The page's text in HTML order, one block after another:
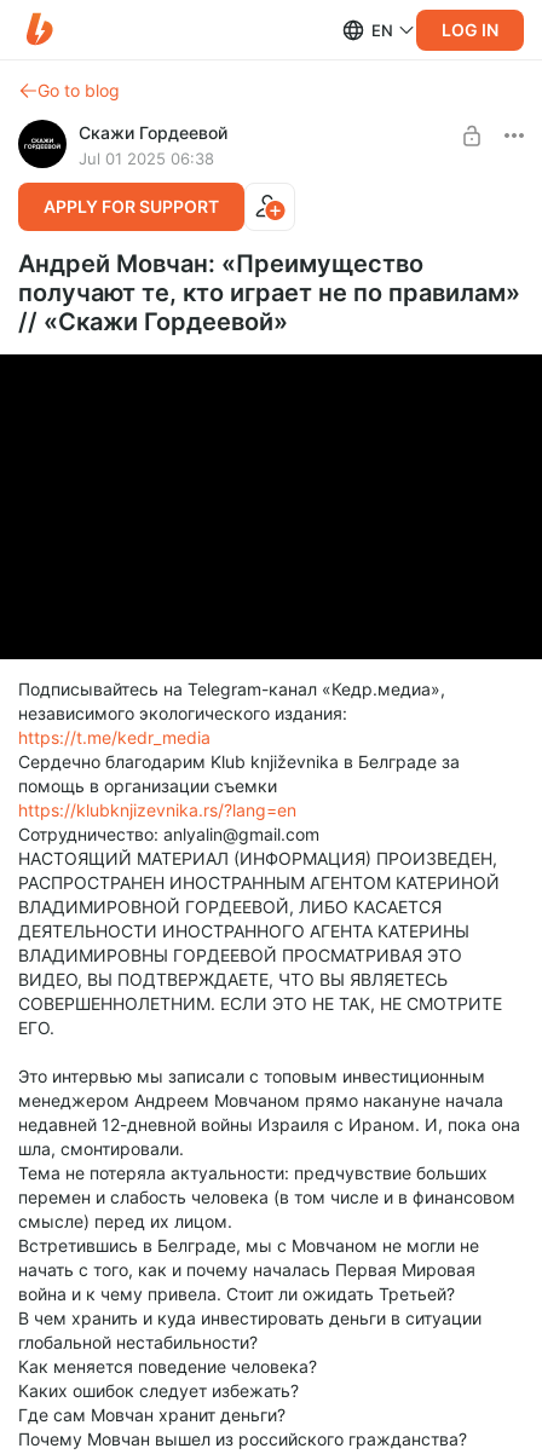
EN LOG IN
Go to blog
Скажи Гордеевой
Jul 01 2025 06:38
APPLY FOR SUPPORT
Андрей Мовчан: «Преимущество
получают те, кто играет не по правилам»
// «Скажи Гордеевой»
Подписывайтесь на Telegram-канал «Кедр.медиа»,
независимого экологического издания:
https://t.me/kedr_media
Сердечно благодарим Klub književnika в Белграде за
помощь в организации съемки
https://klubknjizevnika.rs/?lang=en
Сотрудничество: anlyalin@gmail.com
НАСТОЯЩИЙ МАТЕРИАЛ (ИНФОРМАЦИЯ) ПРОИЗВЕДЕН,
РАСПРОСТРАНЕН ИНОСТРАННЫМ АГЕНТОМ КАТЕРИНОЙ
ВЛАДИМИРОВНОЙ ГОРДЕЕВОЙ, ЛИБО КАСАЕТСЯ
ДЕЯТЕЛЬНОСТИ ИНОСТРАННОГО АГЕНТА КАТЕРИНЫ
ВЛАДИМИРОВНЫ ГОРДЕЕВОЙ ПРОСМАТРИВАЯ ЭТО
ВИДЕО, ВЫ ПОДТВЕРЖДАЕТЕ, ЧТО ВЫ ЯВЛЯЕТЕСЬ
СОВЕРШЕННОЛЕТНИМ. ЕСЛИ ЭТО НЕ ТАК, НЕ СМОТРИТЕ
ЕГО.
Это интервью мы записали с топовым инвестиционным
менеджером Андреем Мовчаном прямо накануне начала
недавней 12-дневной войны Израиля с Ираном. И, пока она
шла, смонтировали.
Тема не потеряла актуальности: предчувствие больших
перемен и слабость человека (в том числе и в финансовом
смысле) перед их лицом.
Встретившись в Белграде, мы с Мовчаном не могли не
начать с того, как и почему началась Первая Мировая
война и к чему привела. Стоит ли ожидать Третьей?
В чем хранить и куда инвестировать деньги в ситуации
глобальной нестабильности?
Как меняется поведение человека?
Каких ошибок следует избежать?
Где сам Мовчан хранит деньги?
Почему Мовчан вышел из российского гражданства?